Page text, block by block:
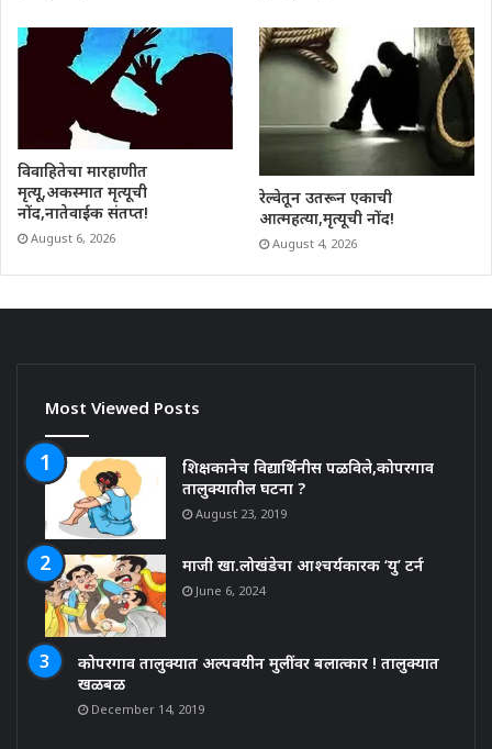
विवाहितेचा मारहाणीत
मृत्यू,अकस्मात मृत्यूची
नोंद,नातेवाईक संतप्त!
August 6, 2026
रेल्वेतून उतरून एकाची
आत्महत्या,मृत्यूची नोंद!
August 4, 2026
Most Viewed Posts
शिक्षकानेच विद्यार्थिनीस पळविले,कोपरगाव
तालुक्यातील घटना ?
August 23, 2019
माजी खा.लोखंडेचा आश्चर्यकारक ‘यु’ टर्न
June 6, 2024
कोपरगाव तालुक्यात अल्पवयीन मुलींवर बलात्कार ! तालुक्यात
खळबळ
December 14, 2019